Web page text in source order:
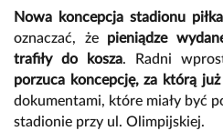
Nowa koncepcja stadionu
oznaczać, że pieniądze
trafiły do kosza. Radni
porzuca koncepcję, za którą już
dokumentami, które miały być
stadionie przy ul. Olimpijskiej.